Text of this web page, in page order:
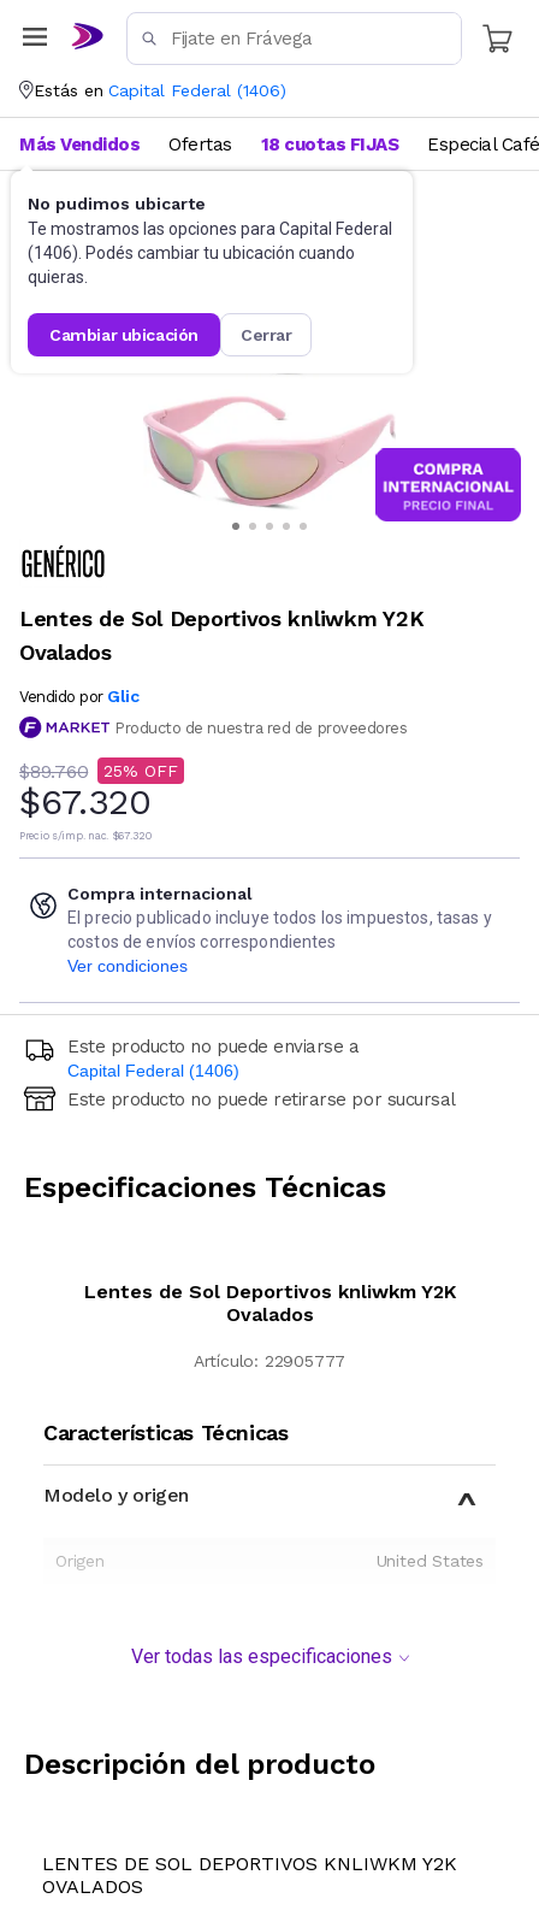
Estás en Capital Federal (1406)
No pudimos ubicarte
Te mostramos las opciones para Capital Federal
(1406). Podés cambiar tu ubicación cuando
quieras.
cambiar ubicación cerrar
Más Vendidos Ofertas 18 cuotas FIJAS Especial Café
Accesorios Anteojos de sol
Lentes de Sol Deportivos knliwkm Y2K
Ovalados
Vendido por Glic
Producto de nuestra red de proveedores
$89.760 25
$67.320
Precio s/imp. nac. $67.320
Compra internacional
El precio publicado incluye todos los impuestos, tasas y
costos de envíos correspondientes
Ver condiciones
Este producto no puede enviarse a
Capital Federal (1406)
Ingresá código postal (sólo números)
Este producto no puede retirarse por sucursal
Especificaciones Técnicas
Lentes de Sol Deportivos knliwkm Y2K
Ovalados
Artículo: 22905777
Características Técnicas
Modelo y origen
Origen United States
Ver todas las especificaciones
Descripción del producto
LENTES DE SOL DEPORTIVOS KNLIWKM Y2K
OVALADOS